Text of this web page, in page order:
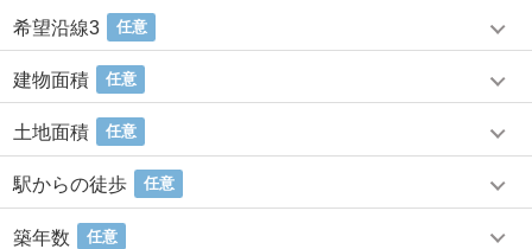
希望沿線3 任意
建物面積 任意
土地面積 任意
駅からの徒歩 任意
築年数 任意